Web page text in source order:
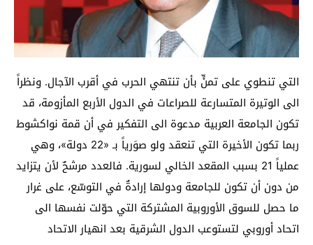
التي تنطوي على تمنٍّ بأن تنتهي الحرب في أقرب الآجال. ونظراً
الى الوتيرة المتسارعة للصراعات في الدول الأربع المأزومة، قد
تكون الجامعة العربية مدعوة الى التفكير في أن قمة نواكشوط
ربما تكون الأخيرة التي تنعقد ولو صوَرياً بـ «22 دولة»، وهي
عملياً 21 بسبب المقعد الخالي لسورية. فالعدد مرشحٌ لأن يتزايد
من دون أن تكون للجامعة ودولها إرادةٌ في التوسّع، على غرار
ما حصل للسوق الأوروبية المشتركة التي حوّلت نفسها الى
اتحاد أوروبي لتستوعب الدول الشرقية بعد انهيار الاتحاد